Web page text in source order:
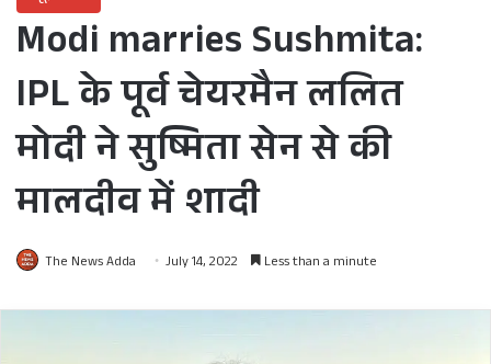
Modi marries Sushmita:
IPL के पूर्व चेयरमैन ललित
मोदी ने सुष्मिता सेन से की
मालदीव में शादी
The News Adda July 14, 2022 Less than a minute